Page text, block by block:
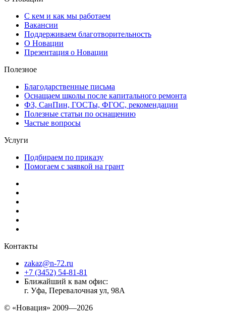
С кем и как мы работаем
Вакансии
Поддерживаем благотворительность
О Новации
Презентация о Новации
Полезное
Благодарственные письма
Оснащаем школы после капитального ремонта
ФЗ, СанПин, ГОСТы, ФГОС, рекомендации
Полезные статьи по оснащению
Частые вопросы
Услуги
Подбираем по приказу
Помогаем с заявкой на грант
Контакты
zakaz@n-72.ru
+7 (3452) 54-81-81
Ближайший к вам офис:
г. Уфа, Перевалочная ул, 98А
© «Новация» 2009—2026